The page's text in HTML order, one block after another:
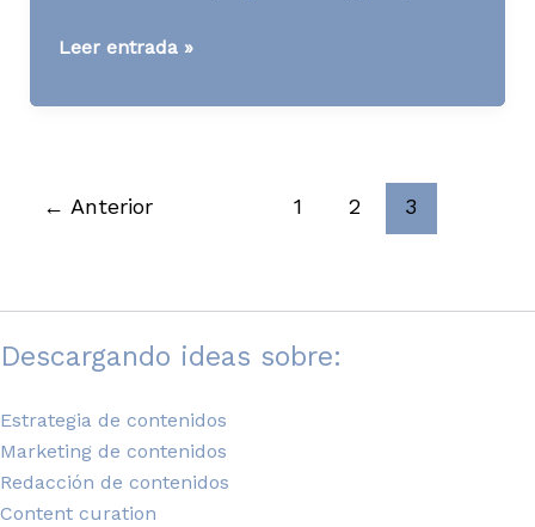
Media
S03
Leer entrada »
← Anterior 1 2 3
Descargando ideas sobre:
Estrategia de contenidos
Marketing de contenidos
Redacción de contenidos
Content curation